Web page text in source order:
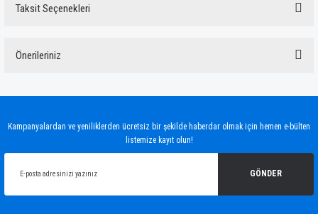
Taksit Seçenekleri
Önerileriniz
Ürün açıklamasında eksik bilgiler bulunuyor.
Kampanyalardan ve yeniliklerden ücretsiz bir şekilde haberdar olmak için hemen e-bülten
listemize kayıt olun!
GÖNDER